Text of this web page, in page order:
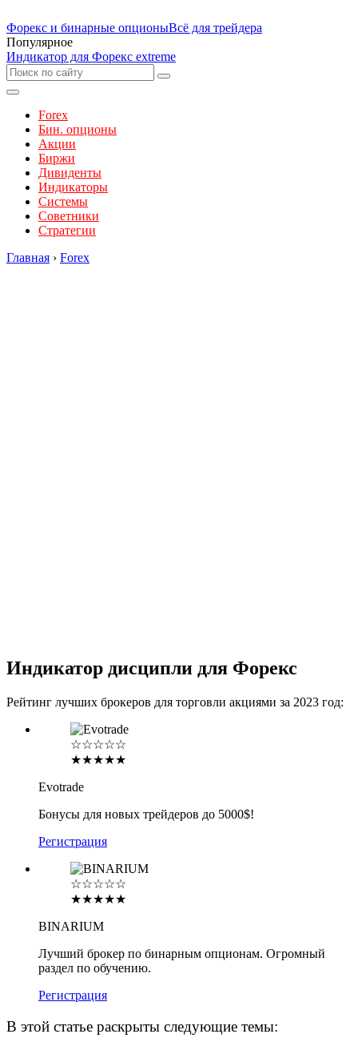
Форекс и бинарные опционыВсё для трейдера
Популярное
Индикатор для Форекс extreme
Forex
Бин. опционы
Акции
Биржи
Дивиденты
Индикаторы
Системы
Советники
Стратегии
Главная › Forex
Индикатор дисципли для Форекс
Рейтинг лучших брокеров для торговли акциями за 2023 год:
☆☆☆☆☆
★★★★★
Evotrade
Бонусы для новых трейдеров до 5000$!
Регистрация
☆☆☆☆☆
★★★★★
BINARIUM
Лучший брокер по бинарным опционам. Огромный
раздел по обучению.
Регистрация
В этой статье раскрыты следующие темы: